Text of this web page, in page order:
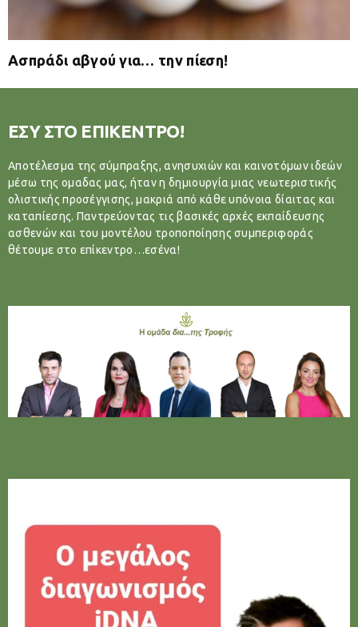
Ασπράδι αβγού για… την πίεση!
ΕΣΥ ΣΤΟ ΕΠΙΚΕΝΤΡΟ!
Αποτέλεσμα της σύμπραξης, ανησυχιών και καινοτόμων ιδεών
μέσω της ομαδας μας, ήταν η δημιουργία μιας νεωτεριστικής
ολιστικής προσέγγισης, μακριά από κάθε υπόνοια δίαιτας και
καταπίεσης. Παντρεύοντας τις βασικές αρχές εκπαίδευσης
ασθενών και του μοντέλου τροποποίησης συμπεριφοράς
θέτουμε στο επίκεντρο…εσένα!